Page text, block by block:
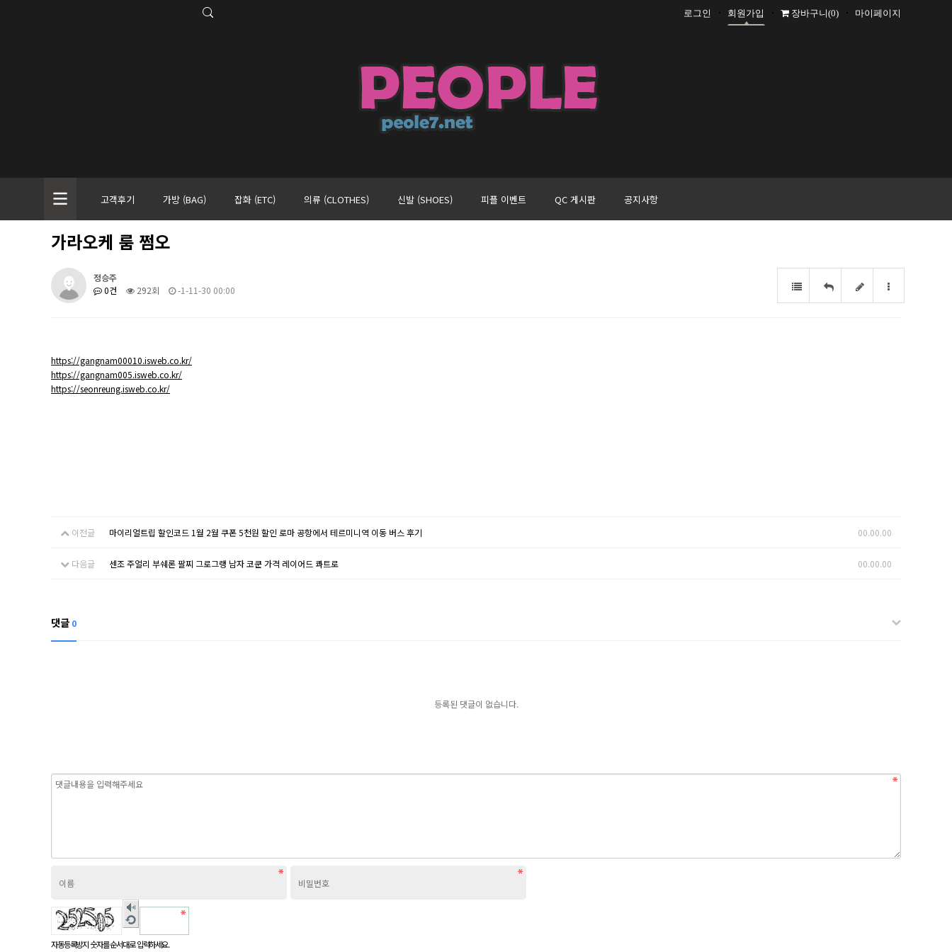
로그인
회원가입
장바구니(0) 마이페이지
고객후기 가방 (BAG) 잡화 (ETC) 의류 (CLOTHES) 신발 (SHOES) 피플 이벤트 QC 게시판 공지사항
가라오케 룸 쩜오
정승주
0건
292회 -1-11-30 00:00
https://gangnam00010.isweb.co.kr/
https://gangnam005.isweb.co.kr/
https://seonreung.isweb.co.kr/
이전글 마이리얼트립 할인코드 1월 2월 쿠폰 5천원 할인 로마 공항에서 테르미니역 이동 버스 후기 00.00.00
다음글 센조 주얼리 부쉐론 팔찌 그로그랭 남자 코쿤 가격 레이어드 콰트로 00.00.00
댓글 0
등록된 댓글이 없습니다.
숫자
음성
듣기
새로
고침
자동등록방지 숫자를 순서대로 입력하세요.